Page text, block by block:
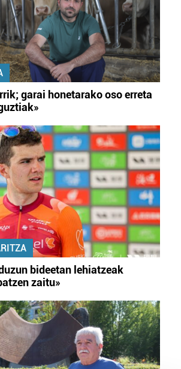
garai honetarako oso erreta
bideetan lehiatzeak
zaitu»